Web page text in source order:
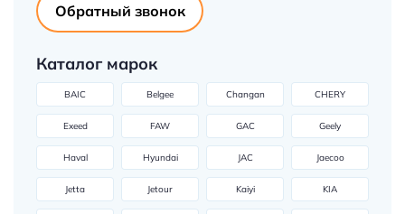
Обратный звонок
Каталог марок
BAIC Belgee Changan CHERY
Exeed FAW GAC Geely
Haval Hyundai JAC Jaecoo
Jetta Jetour Kaiyi KIA